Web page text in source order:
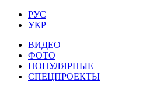
РУС
УКР
ВИДЕО
ФОТО
ПОПУЛЯРНЫЕ
СПЕЦПРОЕКТЫ